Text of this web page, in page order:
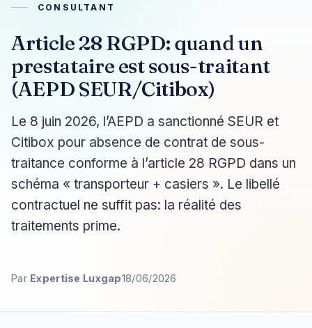
CONSULTANT
Article 28 RGPD: quand un
prestataire est sous-traitant
(AEPD SEUR/Citibox)
Le 8 juin 2026, l’AEPD a sanctionné SEUR et
Citibox pour absence de contrat de sous-
traitance conforme à l’article 28 RGPD dans un
schéma « transporteur + casiers ». Le libellé
contractuel ne suffit pas: la réalité des
traitements prime.
Par Expertise Luxgap18/06/2026